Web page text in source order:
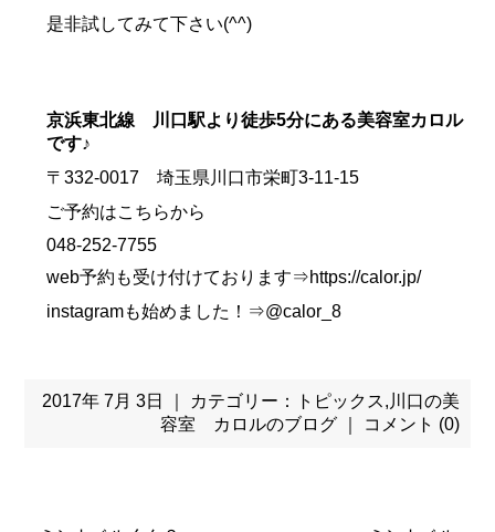
是非試してみて下さい(^^)
京浜東北線 川口駅より徒歩5分にある美容室カロル
です♪
〒332-0017 埼玉県川口市栄町3-11-15
ご予約はこちらから
048-252-7755
web予約も受け付けております⇒https://calor.jp/
instagramも始めました！⇒@calor_8
2017年 7月 3日 ｜ カテゴリー： トピックス, 川口の美
容室 カロルのブログ｜ コメント (0)